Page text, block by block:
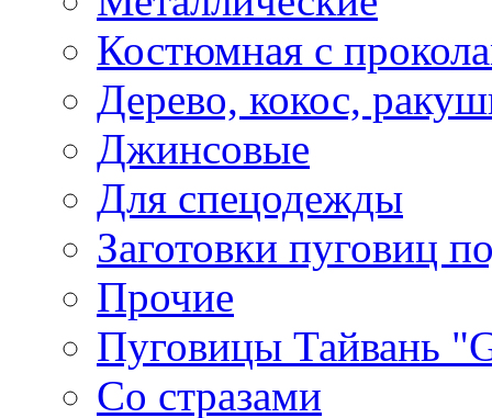
Костюмная с
Дерево, кокос,
Джинсовые
Для спецодежды
Заготовки пуговиц
Прочие
Пуговицы Тайвань
Со стразами